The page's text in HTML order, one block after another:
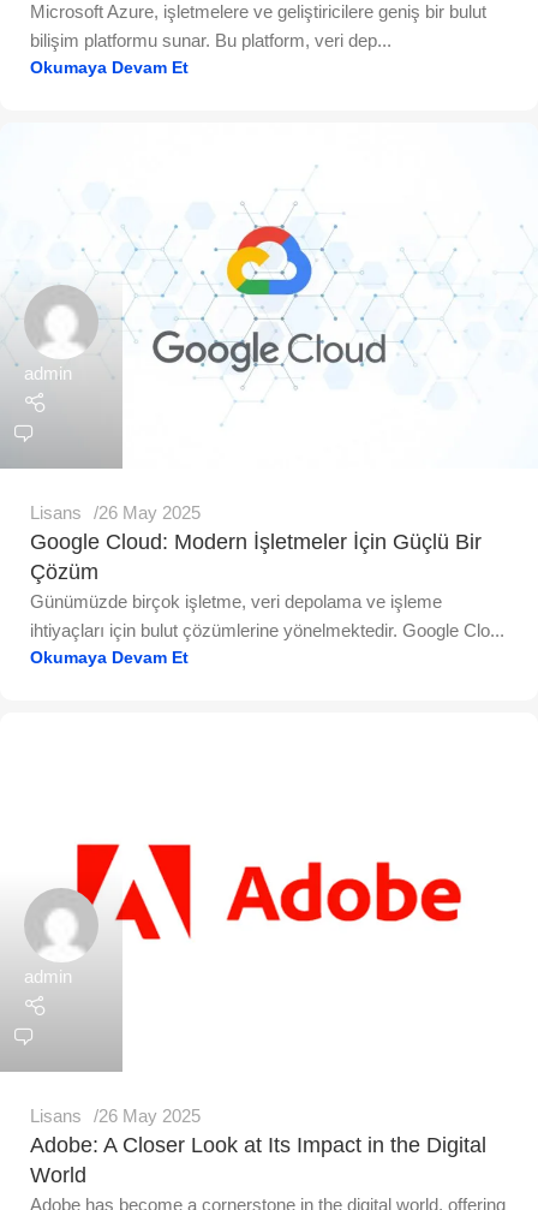
Microsoft Azure, işletmelere ve geliştiricilere geniş bir bulut
bilişim platformu sunar. Bu platform, veri dep...
Okumaya Devam Et
admin
Lisans 26 May 2025
Google Cloud: Modern İşletmeler İçin Güçlü Bir
Çözüm
Günümüzde birçok işletme, veri depolama ve işleme
ihtiyaçları için bulut çözümlerine yönelmektedir. Google Clo...
Okumaya Devam Et
admin
Lisans 26 May 2025
Adobe: A Closer Look at Its Impact in the Digital
World
Adobe has become a cornerstone in the digital world, offering